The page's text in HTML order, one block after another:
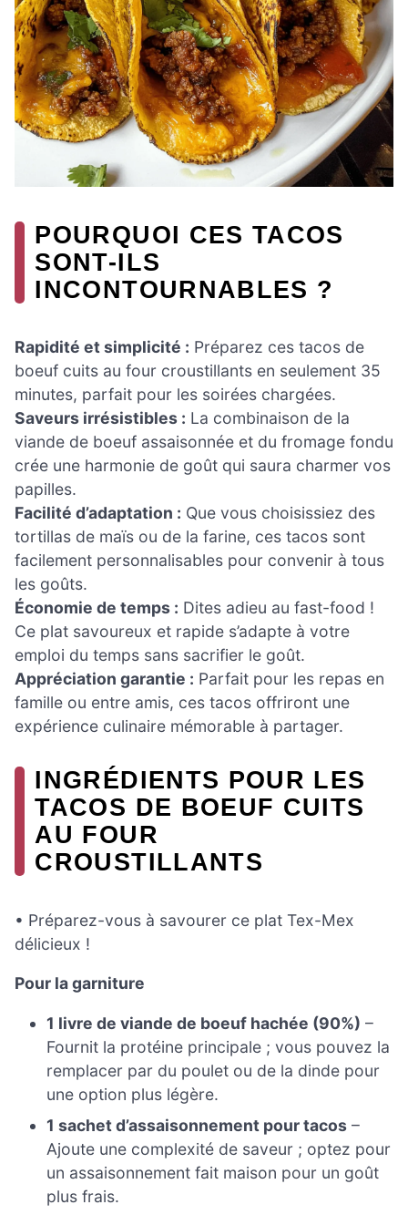
POURQUOI CES TACOS
SONT-ILS
INCONTOURNABLES ?
Rapidité et simplicité : Préparez ces tacos de
boeuf cuits au four croustillants en seulement 35
minutes, parfait pour les soirées chargées.
Saveurs irrésistibles : La combinaison de la
viande de boeuf assaisonnée et du fromage fondu
crée une harmonie de goût qui saura charmer vos
papilles.
Facilité d’adaptation : Que vous choisissiez des
tortillas de maïs ou de la farine, ces tacos sont
facilement personnalisables pour convenir à tous
les goûts.
Économie de temps : Dites adieu au fast-food !
Ce plat savoureux et rapide s’adapte à votre
emploi du temps sans sacrifier le goût.
Appréciation garantie : Parfait pour les repas en
famille ou entre amis, ces tacos offriront une
expérience culinaire mémorable à partager.
INGRÉDIENTS POUR LES
TACOS DE BOEUF CUITS
AU FOUR
CROUSTILLANTS
• Préparez-vous à savourer ce plat Tex-Mex
délicieux !
Pour la garniture
1 livre de viande de boeuf hachée (90%) –
Fournit la protéine principale ; vous pouvez la
remplacer par du poulet ou de la dinde pour
une option plus légère.
1 sachet d’assaisonnement pour tacos –
Ajoute une complexité de saveur ; optez pour
un assaisonnement fait maison pour un goût
plus frais.